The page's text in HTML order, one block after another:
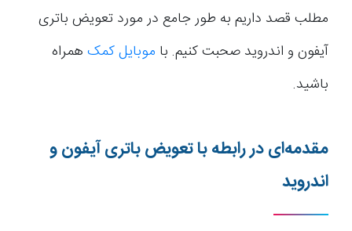
مطلب قصد داریم به طور جامع در مورد تعویض باتری
آیفون و اندروید صحبت کنیم. با موبایل کمک همراه
باشید.
مقدمه‌ای در رابطه با تعویض باتری آیفون و
اندروید